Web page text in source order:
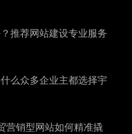
推荐网站建设专业服务
么众多企业主都选择宇
营销型网站如何精准撬